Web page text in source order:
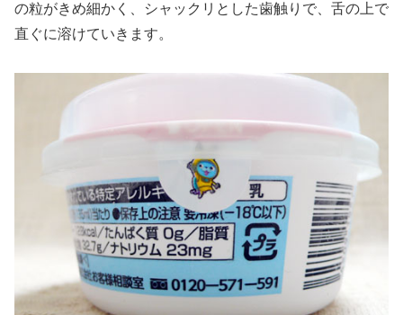
の粒がきめ細かく、シャックリとした歯触りで、舌の上で
直ぐに溶けていきます。